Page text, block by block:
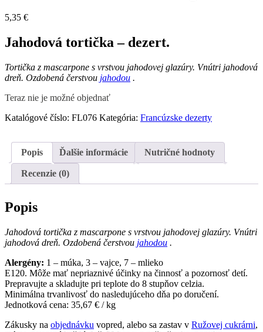
5,35 €
Jahodová tortička – dezert.
Tortička z mascarpone s vrstvou jahodovej glazúry. Vnútri jahodová
dreň. Ozdobená čerstvou jahodou .
Teraz nie je možné objednať
Katalógové číslo: FL076 Kategória: Francúzske dezerty
Popis Ďalšie informácie Nutričné hodnoty
Recenzie (0)
Popis
Jahodová tortička z mascarpone s vrstvou jahodovej glazúry. Vnútri
jahodová dreň. Ozdobená čerstvou jahodou .
Alergény: 1 – múka, 3 – vajce, 7 – mlieko
E120. Môže mať nepriaznivé účinky na činnosť a pozornosť detí.
Prepravujte a skladujte pri teplote do 8 stupňov celzia.
Minimálna trvanlivosť do nasledujúceho dňa po doručení.
Jednotková cena: 35,67 € / kg
Zákusky na objednávku vopred, alebo sa zastav v Ružovej cukrárni,